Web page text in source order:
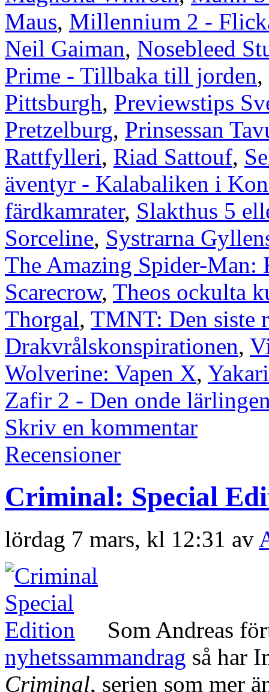
Maus, Millennium 2 -
Neil Gaiman, Nosebleed
Prime - Tillbaka till jorden,
Pittsburgh, Previewstips
Pretzelburg, Prinsessan
Rattfylleri, Riad Sattouf,
äventyr - Kalabaliken i
färdkamrater, Slakthus 5
Sorceline, Systrarna
The Amazing Spider-Man:
Scarecrow, Theos ockulta
Thorgal, TMNT: Den siste
Drakvrålskonspirationen,
Wolverine: Vapen X,
Zafir 2 - Den onde
Skriv en kommentar
Recensioner
Criminal: Special
lördag 7 mars, kl 12:31 av
Som Andreas
nyhetssammandrag så har
Criminal, serien som mer